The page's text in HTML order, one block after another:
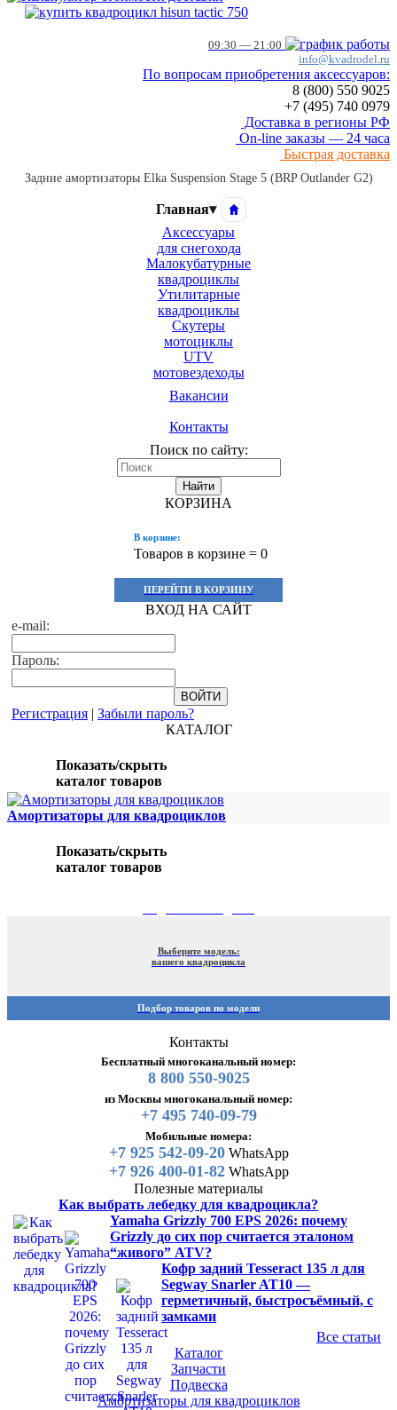
09:30 — 21:00
info@kvadrodel.ru
По вопросам приобретения аксессуаров:
8 (800) 550 9025
+7 (495) 740 0979
Доставка в регионы РФ
On-line заказы — 24 часа
Быстрая доставка
Задние амортизаторы Elka Suspension Stage 5 (BRP Outlander G2)
Главная▾
Аксессуары
для снегохода
Малокубатурные
квадроциклы
Утилитарные
квадроциклы
Скутеры
мотоциклы
UTV
мотовездеходы
Вакансии
Контакты
Поиск по сайту:
Найти
КОРЗИНА
В корзине:
Товаров в корзине = 0
ПЕРЕЙТИ В КОРЗИНУ
ВХОД НА САЙТ
e-mail:
Пароль:
Регистрация | Забыли пароль?
КАТАЛОГ
Показать/скрыть
каталог товаров
Амортизаторы для квадроциклов
Показать/скрыть
каталог товаров
Выберите модель:
вашего квадроцикла
Подбор товаров по модели
Контакты
Бесплатный многоканальный номер:
8 800 550-9025
из Москвы многоканальный номер:
+7 495 740-09-79
Мобильные номера:
+7 925 542-09-20WhatsApp
+7 926 400-01-82WhatsApp
Полезные материалы
Как выбрать лебедку для квадроцикла?
Yamaha Grizzly 700 EPS 2026: почему
Grizzly до сих пор считается эталоном
“живого” ATV?
Кофр задний Tesseract 135 л для
Segway Snarler AT10 —
герметичный, быстросъёмный, с
замками
Все статьи
Каталог
Запчасти
Подвеска
Амортизаторы для квадроциклов